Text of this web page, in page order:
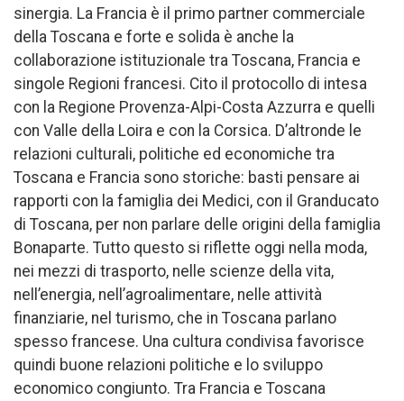
sinergia. La Francia è il primo partner commerciale
della Toscana e forte e solida è anche la
collaborazione istituzionale tra Toscana, Francia e
singole Regioni francesi. Cito il protocollo di intesa
con la Regione Provenza-Alpi-Costa Azzurra e quelli
con Valle della Loira e con la Corsica. D’altronde le
relazioni culturali, politiche ed economiche tra
Toscana e Francia sono storiche: basti pensare ai
rapporti con la famiglia dei Medici, con il Granducato
di Toscana, per non parlare delle origini della famiglia
Bonaparte. Tutto questo si riflette oggi nella moda,
nei mezzi di trasporto, nelle scienze della vita,
nell’energia, nell’agroalimentare, nelle attività
finanziarie, nel turismo, che in Toscana parlano
spesso francese. Una cultura condivisa favorisce
quindi buone relazioni politiche e lo sviluppo
economico congiunto. Tra Francia e Toscana